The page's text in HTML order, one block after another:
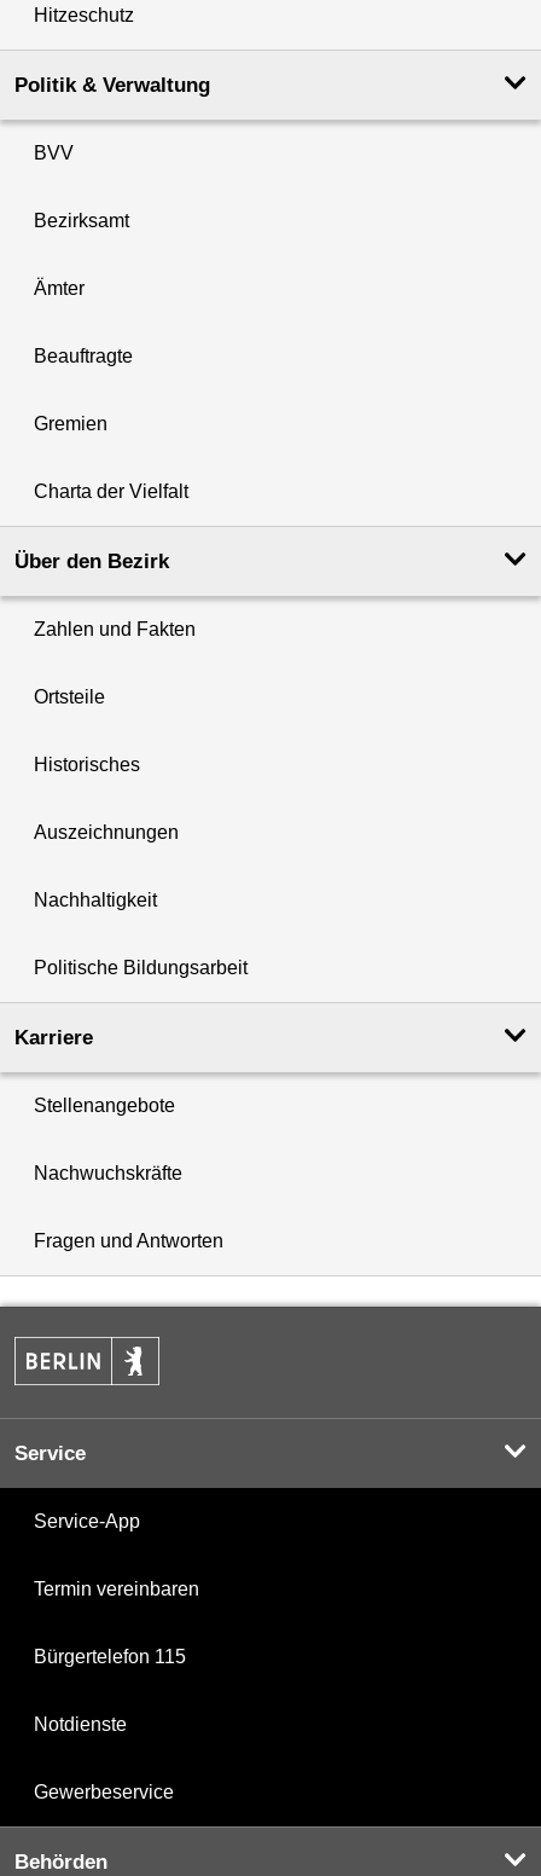
Hitzeschutz
Politik & Verwaltung
BVV
Bezirksamt
Ämter
Beauftragte
Gremien
Charta der Vielfalt
Über den Bezirk
Zahlen und Fakten
Ortsteile
Historisches
Auszeichnungen
Nachhaltigkeit
Politische Bildungsarbeit
Karriere
Stellenangebote
Nachwuchskräfte
Fragen und Antworten
Service
Service-App
Termin vereinbaren
Bürgertelefon 115
Notdienste
Gewerbeservice
Behörden